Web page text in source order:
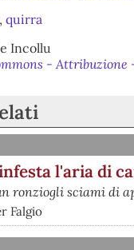
,quirra
Incollu
- Attribuzione
l'aria di
ronziogli sciami di
Falgio